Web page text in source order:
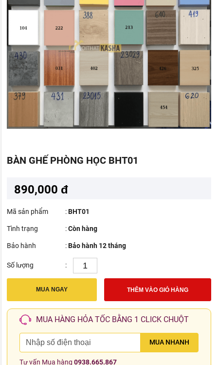
BÀN GHẾ PHÒNG HỌC BHT01
890,000 đ
Mã sản phẩm :BHT01
Tình trạng :Còn hàng
Bảo hành :Bảo hành 12 tháng
Số lượng :
MUA NGAY THÊM VÀO GIỎ HÀNG
MUA HÀNG HỎA TỐC BẰNG 1 CLICK CHUỘT
MUA NHANH
Tư vấn Mua hàng0938.665.867